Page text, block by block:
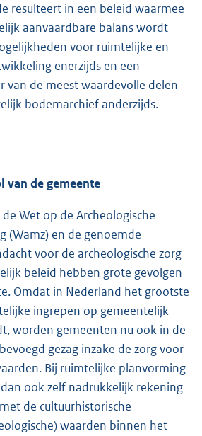
resulteert in een beleid waarmee
aanvaardbare balans wordt
voor ruimtelijke en
enerzijds en een
van de meest waardevolle delen
bodemarchief anderzijds.
van de gemeente
Wet op de Archeologische
(Wamz) en de genoemde
voor de archeologische zorg
beleid hebben grote gevolgen
Omdat in Nederland het grootste
ingrepen op gemeentelijk
worden gemeenten nu ook in de
gezag inzake de zorg voor
Bij ruimtelijke planvorming
ook zelf nadrukkelijk rekening
de cultuurhistorische
waarden binnen het